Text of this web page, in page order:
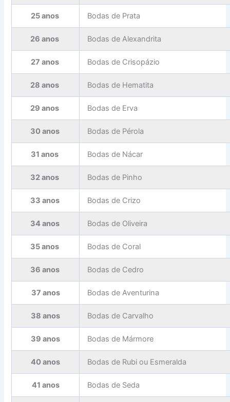
25 anos Bodas de Prata
26 anos Bodas de Alexandrita
27 anos Bodas de Crisopázio
28 anos Bodas de Hematita
29 anos Bodas de Erva
30 anos Bodas de Pérola
31 anos Bodas de Nácar
32 anos Bodas de Pinho
33 anos Bodas de Crizo
34 anos Bodas de Oliveira
35 anos Bodas de Coral
36 anos Bodas de Cedro
37 anos Bodas de Aventurina
38 anos Bodas de Carvalho
39 anos Bodas de Mármore
40 anos Bodas de Rubi ou Esmeralda
41 anos Bodas de Seda